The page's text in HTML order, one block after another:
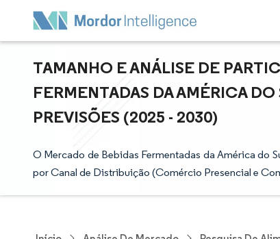
TAMANHO E ANÁLISE DE
FERMENTADAS DA AMÉRICA
PREVISÕES (2025 - 2030)
O Mercado de Bebidas Fermentadas da América do
por Canal de Distribuição (Comércio Presencial e